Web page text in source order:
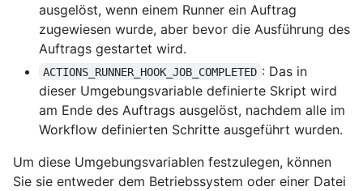
ausgelöst, wenn einem Runner ein Auftrag
zugewiesen wurde, aber bevor die Ausführung des
Auftrags gestartet wird.
ACTIONS_RUNNER_HOOK_JOB_COMPLETED : Das in
dieser Umgebungsvariable definierte Skript wird
am Ende des Auftrags ausgelöst, nachdem alle im
Workflow definierten Schritte ausgeführt wurden.
Um diese Umgebungsvariablen festzulegen, können
Sie sie entweder dem Betriebssystem oder einer Datei